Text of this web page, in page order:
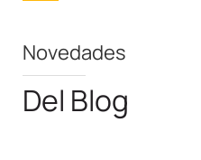
Novedades
Del Blog